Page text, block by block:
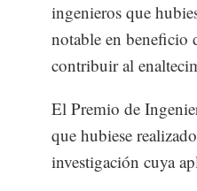
ingenieros que
notable en beneficio
contribuir al
El Premio de
que hubiese
investigación cuya